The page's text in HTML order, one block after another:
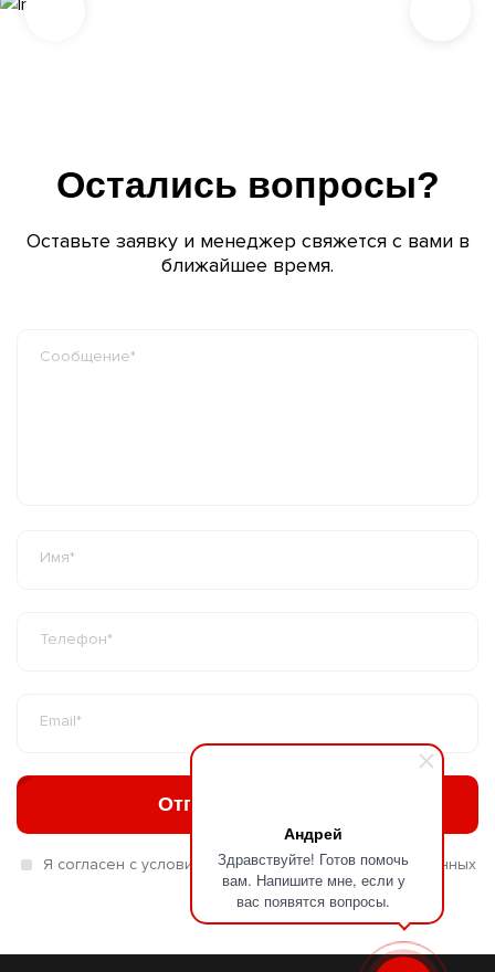
Андрей
Здравствуйте! Готов помочь
вам. Напишите мне, если у
вас появятся вопросы.
Остались вопросы?
Оставьте заявку и менеджер свяжется с вами в
ближайшее время.
Отправить заявку
Я согласен с условиями обработки персональных данных